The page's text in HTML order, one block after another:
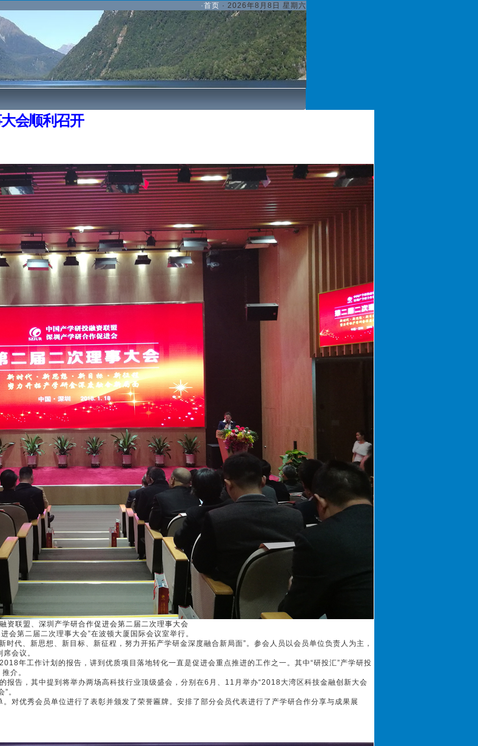
·首页 · 2026年8月8日 星期六
会顺利召开
资联盟、深圳产学研合作促进会第二届二次理事大会
第二届二次理事大会”在波顿大厦国际会议室举行。
、新思想、新目标、新征程，努力开拓产学研金深度融合新局面”。参会人员以会员单位负责人为主，
会议。
年工作计划的报告，讲到优质项目落地转化一直是促进会重点推进的工作之一。其中“研投汇”产学研投
介。
告，其中提到将举办两场高科技行业顶级盛会，分别在6月、11月举办“2018大湾区科技金融创新大会
。
优秀会员单位进行了表彰并颁发了荣誉匾牌。安排了部分会员代表进行了产学研合作分享与成果展